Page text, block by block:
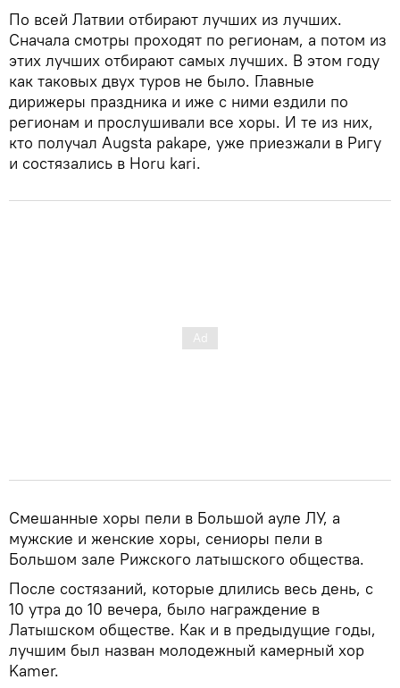
По всей Латвии отбирают лучших из лучших.
Сначала смотры проходят по регионам, а потом из
этих лучших отбирают самых лучших. В этом году
как таковых двух туров не было. Главные
дирижеры праздника и иже с ними ездили по
регионам и прослушивали все хоры. И те из них,
кто получал Augsta pakape, уже приезжали в Ригу
и состязались в Horu kari.
Смешанные хоры пели в Большой ауле ЛУ, а
мужские и женские хоры, сениоры пели в
Большом зале Рижского латышского общества.
После состязаний, которые длились весь день, с
10 утра до 10 вечера, было награждение в
Латышском обществе. Как и в предыдущие годы,
лучшим был назван молодежный камерный хор
Kamer.